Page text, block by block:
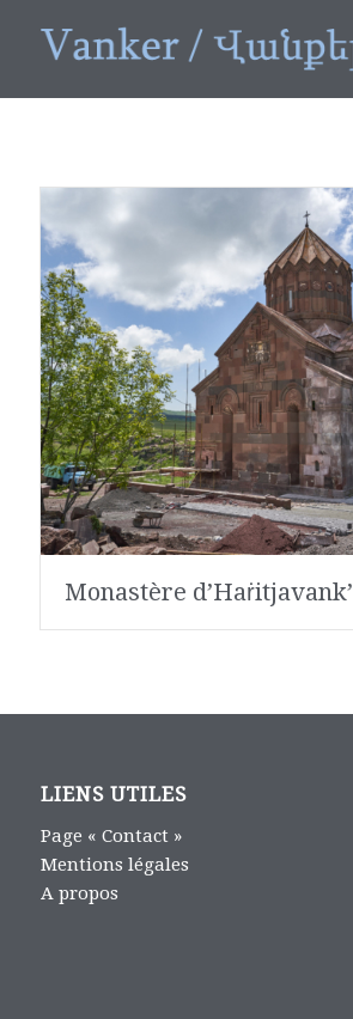
Monastère d’Haṙitjavank’
LIENS UTILES
Page « Contact »
Mentions légales
A propos